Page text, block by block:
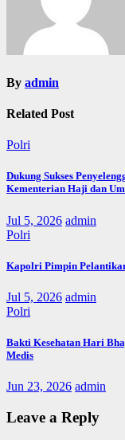
By admin
Related Post
Polri
Dukung Sukses
Kementerian Haji dan
Jul 5, 2026 admin
Polri
Kapolri Pimpin
Jul 5, 2026 admin
Polri
Bakti Kesehatan Hari
Medis
Jun 23, 2026 admin
Leave a Reply